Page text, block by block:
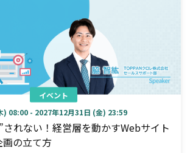
イベント
) 08:00 - 2027年12月31日 (金) 23:59
されない！経営層を動かすWebサイト
画の立て方